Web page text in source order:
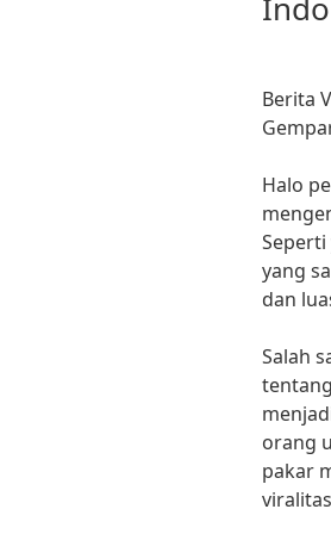
Berita
Halo
yang
dan
Salah
orang
pakar